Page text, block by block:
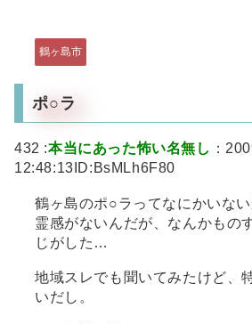
鶴ヶ島市
ポ○ラ
432 :本当にあった怖い名無し ：
12:48:13ID:BsMLh6F80
鶴ヶ島のポ○ラってなにかいない
霊感がないんだが、なんかもの
じがした…
地域スレでも聞いてみたけど、
いだし。